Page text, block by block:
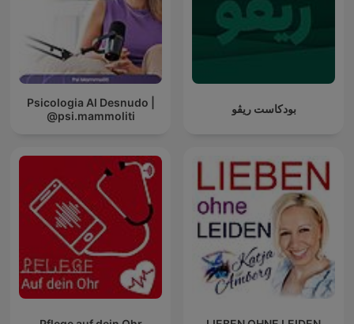
Psicologia Al Desnudo |
@psi.mammoliti
بودكاست ريڤو